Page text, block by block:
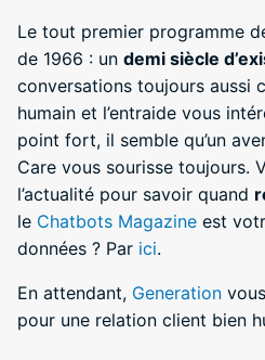
Le tout premier programme
de 1966 : un demi siècle
conversations toujours aussi
humain et l’entraide vous
point fort, il semble qu’un
Care vous sourisse toujours.
l’actualité pour savoir quand
le Chatbots Magazine est
données ? Par ici.
En attendant, Generation
pour une relation client bien